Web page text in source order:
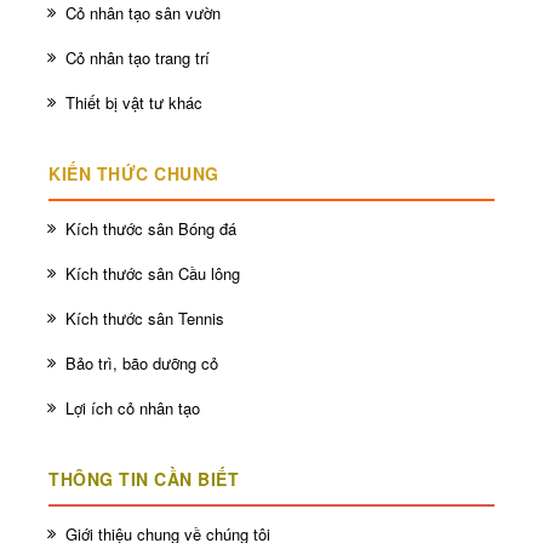
Cỏ nhân tạo sân vườn
Cỏ nhân tạo trang trí
Thiết bị vật tư khác
KIẾN THỨC CHUNG
Kích thước sân Bóng đá
Kích thước sân Cầu lông
Kích thước sân Tennis
Bảo trì, bão dưỡng cỏ
Lợi ích cỏ nhân tạo
THÔNG TIN CẦN BIẾT
Giới thiệu chung về chúng tôi